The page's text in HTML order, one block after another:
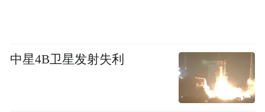
中星4B卫星发射失利